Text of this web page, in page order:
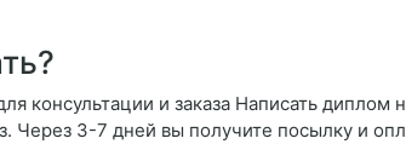
консультации и заказа Написать
Через 3-7 дней вы получите посылку и